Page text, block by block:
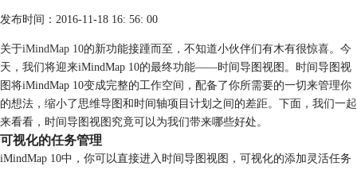
发布时间：2016-11-18 16: 56: 00
关于iMindMap 10的新功能接踵而至，不知道小伙伴们有木有很惊喜。今
天，我们将迎来iMindMap 10的最终功能——时间导图视图。时间导图视
图将iMindMap 10变成完整的工作空间，配备了你所需要的一切来管理你
的想法，缩小了思维导图和时间轴项目计划之间的差距。下面，我们一起
来看看，时间导图视图究竟可以为我们带来哪些好处。
可视化的任务管理
iMindMap 10中，你可以直接进入时间导图视图，可视化的添加灵活任务